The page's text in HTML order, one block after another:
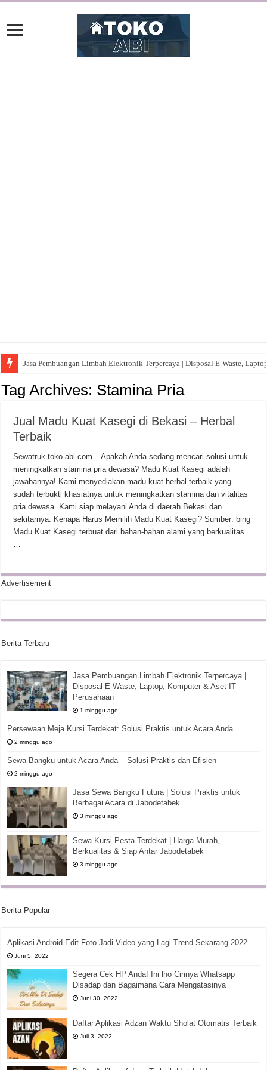
Jasa Pembuangan Limbah Elektronik Terpercaya | Disposal E-Waste,
Tag Archives: Stamina Pria
Jual Madu Kuat Kasegi di Bekasi – Herbal
Terbaik
Sewatruk.toko-abi.com – Apakah Anda sedang mencari solusi untuk
meningkatkan stamina pria dewasa? Madu Kuat Kasegi adalah
jawabannya! Kami menyediakan madu kuat herbal terbaik yang
sudah terbukti khasiatnya untuk meningkatkan stamina dan vitalitas
pria dewasa. Kami siap melayani Anda di daerah Bekasi dan
sekitarnya. Kenapa Harus Memilih Madu Kuat Kasegi? Sumber: bing
Madu Kuat Kasegi terbuat dari bahan-bahan alami yang berkualitas
…
Advertisement
Berita Terbaru
Jasa Pembuangan Limbah Elektronik Terpercaya |
Disposal E-Waste, Laptop, Komputer & Aset IT
Perusahaan
1 minggu ago
Persewaan Meja Kursi Terdekat: Solusi Praktis untuk Acara Anda
2 minggu ago
Sewa Bangku untuk Acara Anda – Solusi Praktis dan Efisien
2 minggu ago
Jasa Sewa Bangku Futura | Solusi Praktis untuk
Berbagai Acara di Jabodetabek
3 minggu ago
Sewa Kursi Pesta Terdekat | Harga Murah,
Berkualitas & Siap Antar Jabodetabek
3 minggu ago
Berita Popular
Aplikasi Android Edit Foto Jadi Video yang Lagi Trend Sekarang 2022
Juni 5, 2022
Segera Cek HP Anda! Ini lho Cirinya Whatsapp
Disadap dan Bagaimana Cara Mengatasinya
Juni 30, 2022
Daftar Aplikasi Adzan Waktu Sholat Otomatis Terbaik
Juli 3, 2022